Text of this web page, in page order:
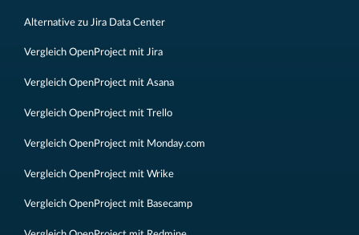
Alternative zu Jira Data Center
Vergleich OpenProject mit Jira
Vergleich OpenProject mit Asana
Vergleich OpenProject mit Trello
Vergleich OpenProject mit Monday.com
Vergleich OpenProject mit Wrike
Vergleich OpenProject mit Basecamp